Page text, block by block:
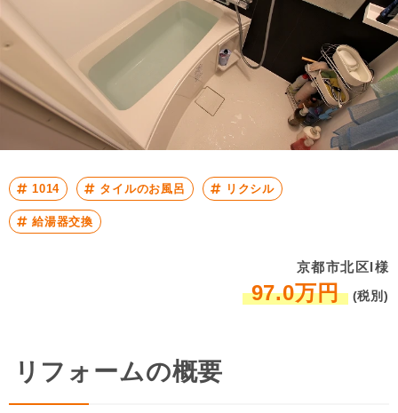
1014 タイルのお風呂 リクシル
給湯器交換
京都市北区I様
97.0万円 (税別)
リフォームの概要